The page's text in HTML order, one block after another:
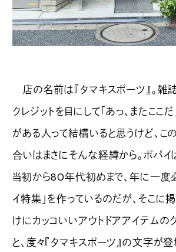
店の名前は『タマキスポーツ』。雑
クレジットを目にして「あっ、またここ
がある人って結構いると思うけど、こ
合いはまさにそんな経緯から。ポパ
当初から80年代初めまで、年に一度
イ特集」を作っているのだが、そこに
けにカッコいいアウトドアアイテムの
と、度々『タマキスポーツ』の文字が